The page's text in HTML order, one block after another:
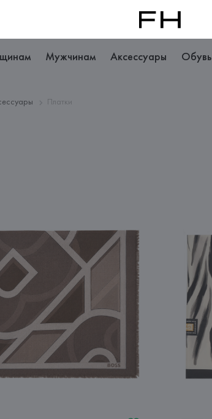
Мужчинам Аксессуары Обувь
Платки